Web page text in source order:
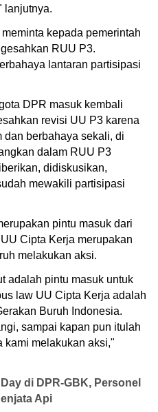
lanjutnya.
kepada pemerintah
RUU P3.
lantaran partisipasi
DPR masuk kembali
revisi UU P3 karena
dan berbahaya sekali, di
dalam RUU P3
didiskusikan,
mewakili partisipasi
pintu masuk dari
Cipta Kerja merupakan
melakukan aksi.
adalah pintu masuk untuk
law UU Cipta Kerja adalah
Buruh Indonesia.
sampai kapan pun itulah
kami melakukan aksi,"
di DPR-GBK, Personel
Api